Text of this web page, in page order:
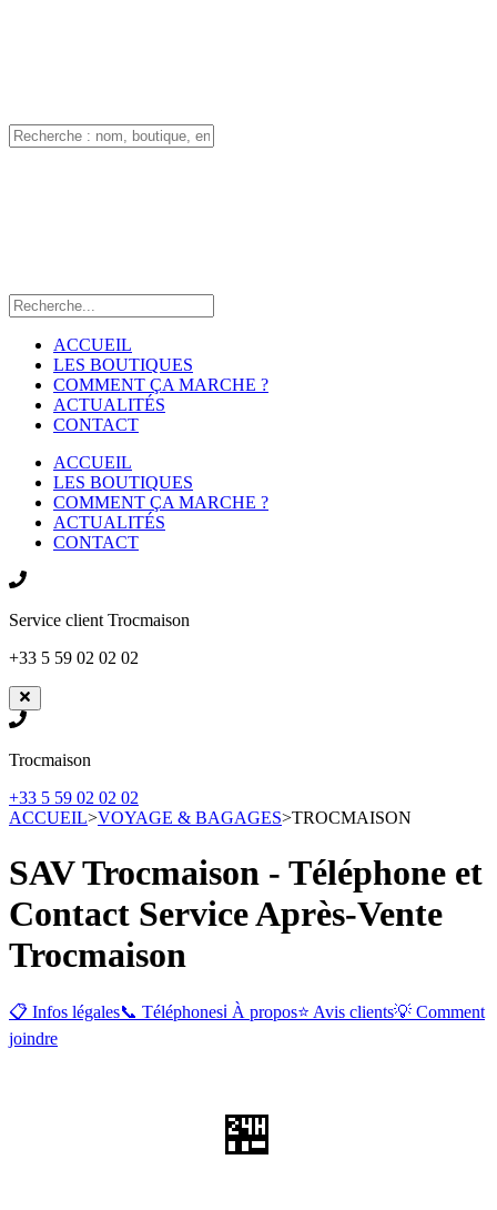
ACCUEIL
LES BOUTIQUES
COMMENT ÇA MARCHE ?
ACTUALITÉS
CONTACT
ACCUEIL
LES BOUTIQUES
COMMENT ÇA MARCHE ?
ACTUALITÉS
CONTACT
Service client Trocmaison
+33 5 59 02 02 02
Trocmaison
+33 5 59 02 02 02
ACCUEIL>VOYAGE & BAGAGES>TROCMAISON
SAV Trocmaison - Téléphone et
Contact Service Après-Vente
Trocmaison
📋 Infos légales📞 Téléphonesℹ️ À propos⭐ Avis clients💡 Comment
joindre
🏪